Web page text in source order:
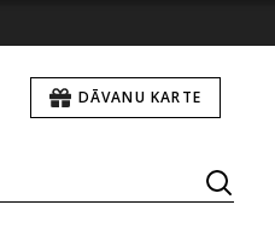
DĀVANU KARTE